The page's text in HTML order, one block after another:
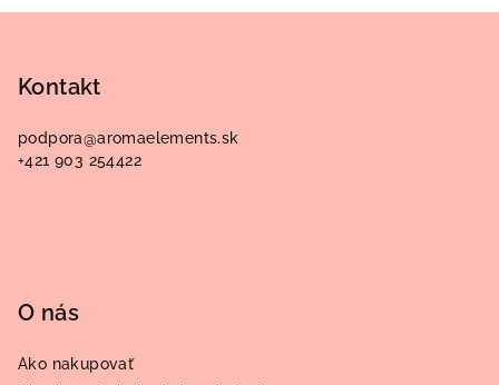
Kontakt
podpora@aromaelements.sk
+421 903 254422
O nás
Ako nakupovať